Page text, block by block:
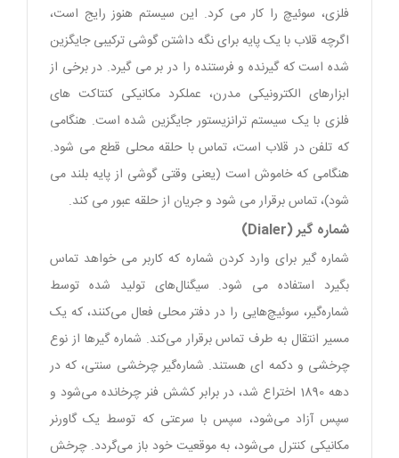
فلزی، سوئیچ را کار می کرد. این سیستم هنوز رایج است،
اگرچه قلاب با یک پایه برای نگه داشتن گوشی ترکیبی جایگزین
شده است که گیرنده و فرستنده را در بر می گیرد. در برخی از
ابزارهای الکترونیکی مدرن، عملکرد مکانیکی کنتاکت های
فلزی با یک سیستم ترانزیستور جایگزین شده است. هنگامی
که تلفن در قلاب است، تماس با حلقه محلی قطع می شود.
هنگامی که خاموش است (یعنی وقتی گوشی از پایه بلند می
شود)، تماس برقرار می شود و جریان از حلقه عبور می کند.
شماره گیر (Dialer)
شماره گیر برای وارد کردن شماره که کاربر می خواهد تماس
بگیرد استفاده می شود. سیگنال‌های تولید شده توسط
شماره‌گیر، سوئیچ‌هایی را در دفتر محلی فعال می‌کنند، که یک
مسیر انتقال به طرف تماس برقرار می‌کند. شماره گیرها از نوع
چرخشی و دکمه ای هستند. شماره‌گیر چرخشی سنتی، که در
دهه 1890 اختراع شد، در برابر کشش فنر چرخانده می‌شود و
سپس آزاد می‌شود، سپس با سرعتی که توسط یک گاورنر
مکانیکی کنترل می‌شود، به موقعیت خود باز می‌گردد. چرخش